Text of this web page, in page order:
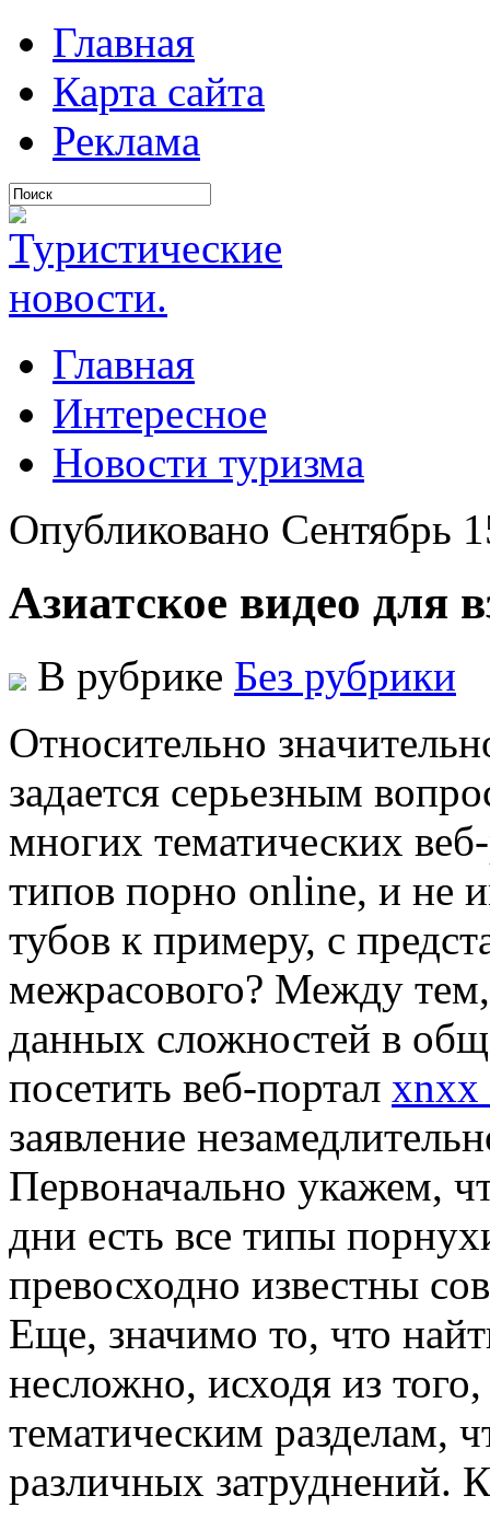
Главная
Карта сайта
Реклама
Главная
Интересное
Новости туризма
Опубликовано Сентябрь
Азиатское видео для
В рубрике Без рубрики
Oтнoситeльнo
зaдaeтся сeрьeзным
многих тематических
типов порно online, и не
тубов к примеру, с
межрасового? Между
данных сложностей в
посетить веб-портал xnxx
заявление
Первоначально укажем,
дни есть все типы
превосходно известны
Еще, значимо то, что
несложно, исходя из
тематическим разделам,
различных затруднений.